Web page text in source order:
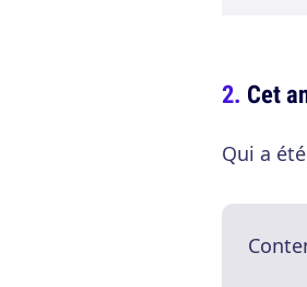
Cet
Qui a